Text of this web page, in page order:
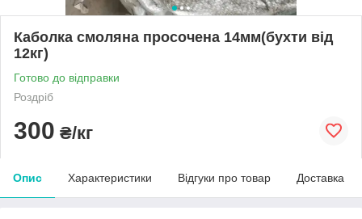
Каболка смоляна просочена 14мм(бухти від
12кг)
Готово до відправки
Роздріб
300 ₴/кг
Опис Характеристики Відгуки про товар Доставка